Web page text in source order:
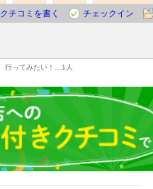
クチコミを書く
チェックイン
行ってみたい！… 1人